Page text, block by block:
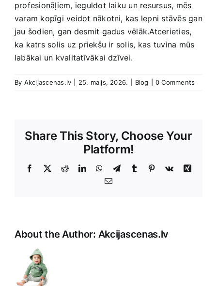
profesionāļiem, ieguldot laiku un resursus, mēs
varam kopīgi veidot nākotni, kas lepni stāvēs gan
jau šodien, gan ​desmit gadus vēlāk.Atcerieties,
ka‍ katrs​ solis uz priekšu ir solis, kas⁤ tuvina mūs
labākai un kvalitatīvākai dzīvei.
By Akcijascenas.lv 25. maijs, 2026. Blog 0 Comments
Share This Story, Choose Your
Platform!
Facebook
X RedditLinkedInWhatsApp
TelegramTumblr Pinterest
Vk
Xing
E-
About the Author: Akcijascenas.lv